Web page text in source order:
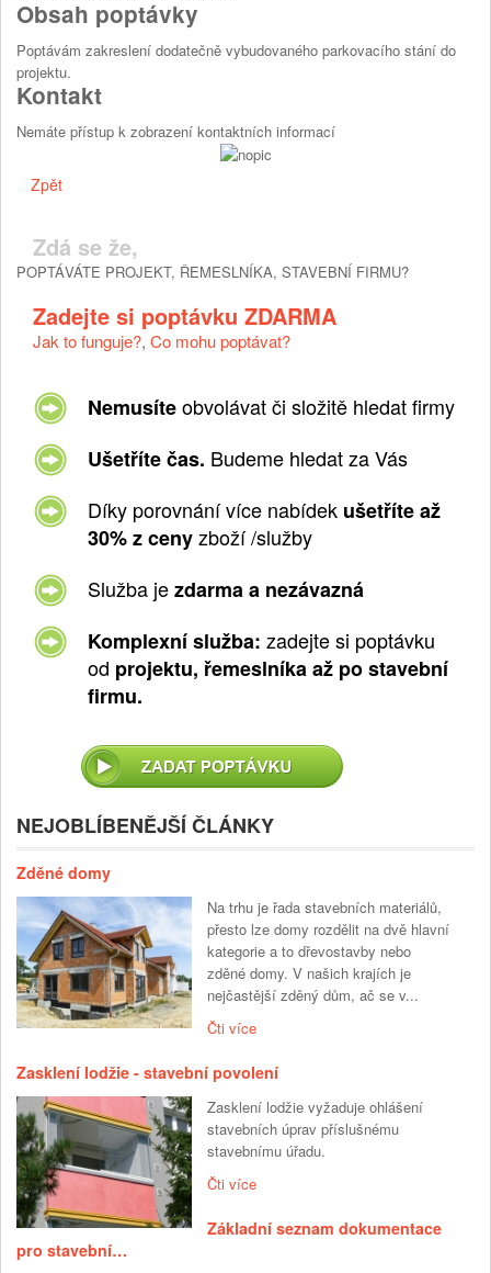
Obsah poptávky
Poptávám zakreslení dodatečně vybudovaného parkovacího stání do
projektu.
Kontakt
Nemáte přístup k zobrazení kontaktních informací
Zpět
Zdá se že,
POPTÁVÁTE PROJEKT, ŘEMESLNÍKA, STAVEBNÍ FIRMU?
Zadejte si poptávku ZDARMA
Jak to funguje?, Co mohu poptávat?
Nemusíteobvolávat či složitě hledat firmy
Ušetříte čas. Budeme hledat za Vás
Díky porovnání více nabídek ušetříte až
30% z cenyzboží /služby
Služba jezdarma a nezávazná
Komplexní služba: zadejte si poptávku
od projektu, řemeslníka až po stavební
firmu.
NEJOBLÍBENĚJŠÍ ČLÁNKY
Zděné domy
Na trhu je řada stavebních materiálů,
přesto lze domy rozdělit na dvě hlavní
kategorie a to dřevostavby nebo
zděné domy. V našich krajích je
nejčastější zděný dům, ač se v...
Čti více
Zasklení lodžie - stavební povolení
Zasklení lodžie vyžaduje ohlášení
stavebních úprav příslušnému
stavebnímu úřadu.
Čti více
Základní seznam dokumentace
pro stavební…